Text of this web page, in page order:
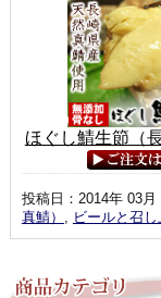
ほぐし鯖生節（
投稿日：2014年 03月
真鯖） , ビールと召